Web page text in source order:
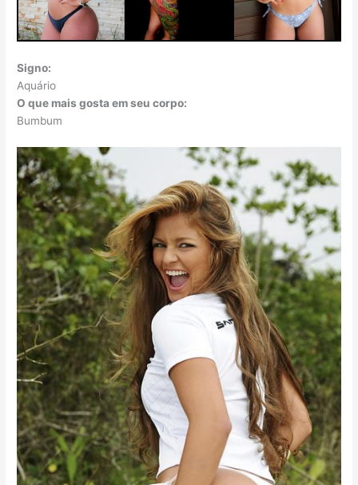
Signo:
Aquário
O que mais gosta em seu corpo:
Bumbum